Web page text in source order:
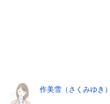
作美雪（さくみゆき）